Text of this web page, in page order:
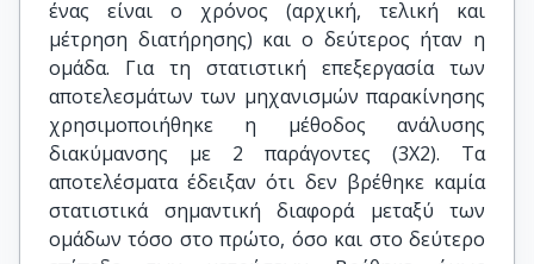
ένας είναι ο χρόνος (αρχική, τελική και
μέτρηση διατήρησης) και ο δεύτερος ήταν η
ομάδα. Για τη στατιστική επεξεργασία των
αποτελεσμάτων των μηχανισμών παρακίνησης
χρησιμοποιήθηκε η μέθοδος ανάλυσης
διακύμανσης με 2 παράγοντες (3Χ2). Τα
αποτελέσματα έδειξαν ότι δεν βρέθηκε καμία
στατιστικά σημαντική διαφορά μεταξύ των
ομάδων τόσο στο πρώτο, όσο και στο δεύτερο